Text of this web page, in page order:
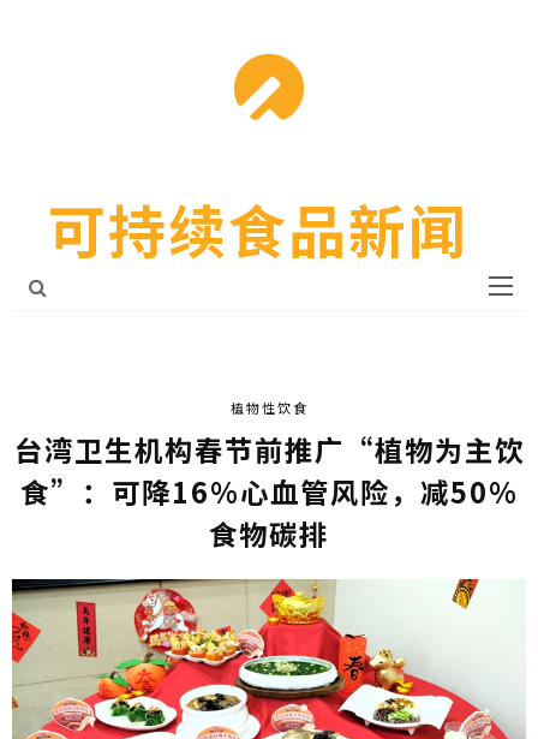
可持续食品新闻
植物性饮食
台湾卫生机构春节前推广“植物为主饮
食”：可降16%心血管风险，减50%
食物碳排